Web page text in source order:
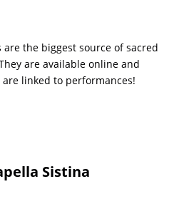
are the biggest source of sacred
are available online and
linked to performances!
Sistina